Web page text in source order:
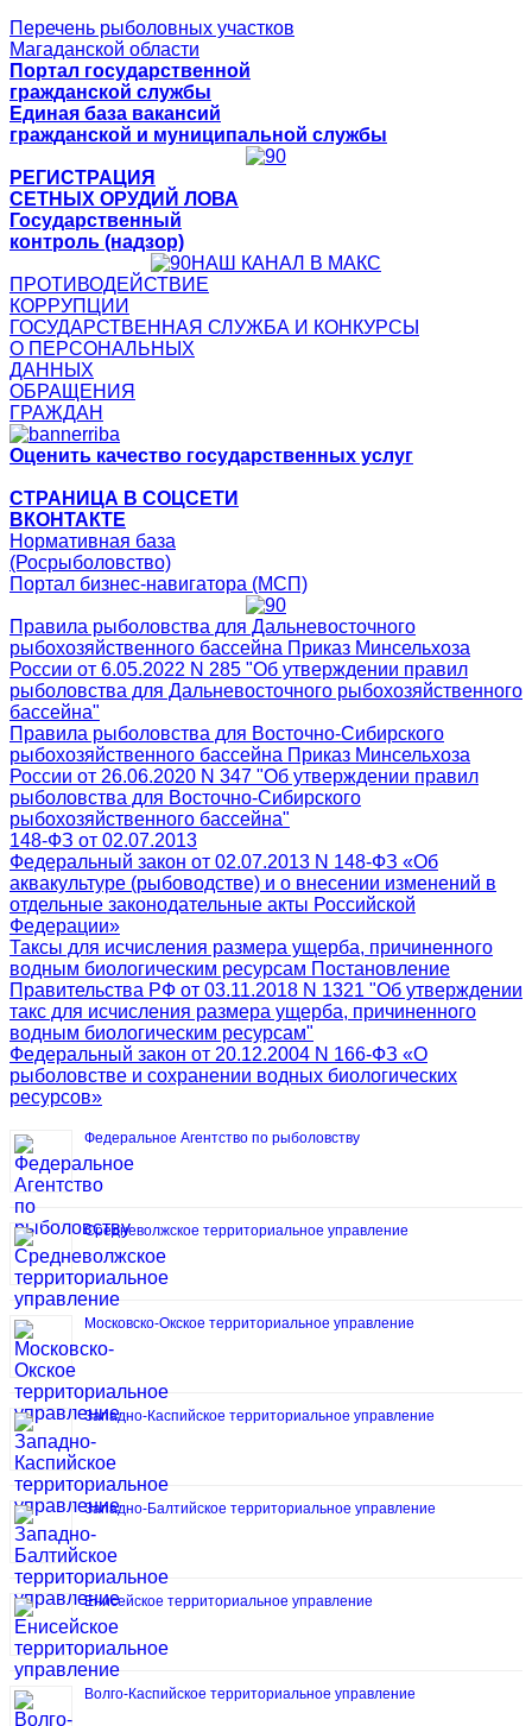
Перечень рыболовных участков
Магаданской области
Портал государственной
гражданской службы
Единая база вакансий
гражданской и муниципальной службы
РЕГИСТРАЦИЯ
СЕТНЫХ ОРУДИЙ ЛОВА
Государственный
контроль (надзор)
НАШ КАНАЛ В МАКС
ПРОТИВОДЕЙСТВИЕ
КОРРУПЦИИ
ГОСУДАРСТВЕННАЯ СЛУЖБА И КОНКУРСЫ
О ПЕРСОНАЛЬНЫХ
ДАННЫХ
ОБРАЩЕНИЯ
ГРАЖДАН
Оценить качество государственных услуг
СТРАНИЦА В СОЦСЕТИ
ВКОНТАКТЕ
Нормативная база
(Росрыболовство)
Портал бизнес-навигатора (МСП)
Правила рыболовства для Дальневосточного
рыбохозяйственного бассейна Приказ Минсельхоза
России от 6.05.2022 N 285 "Об утверждении правил
рыболовства для Дальневосточного рыбохозяйственного
бассейна"
Правила рыболовства для Восточно-Сибирского
рыбохозяйственного бассейна Приказ Минсельхоза
России от 26.06.2020 N 347 "Об утверждении правил
рыболовства для Восточно-Сибирского
рыбохозяйственного бассейна"
148-ФЗ от 02.07.2013
Федеральный закон от 02.07.2013 N 148-ФЗ «Об
аквакультуре (рыбоводстве) и о внесении изменений в
отдельные законодательные акты Российской
Федерации»
Таксы для исчисления размера ущерба, причиненного
водным биологическим ресурсам Постановление
Правительства РФ от 03.11.2018 N 1321 "Об утверждении
такс для исчисления размера ущерба, причиненного
водным биологическим ресурсам"
Федеральный закон от 20.12.2004 N 166-ФЗ «О
рыболовстве и сохранении водных биологических
ресурсов»
Федеральное Агентство по рыболовству
Средневолжское территориальное управление
Московско-Окское территориальное управление
Западно-Каспийское территориальное управление
Западно-Балтийское территориальное управление
Енисейское территориальное управление
Волго-Каспийское территориальное управление